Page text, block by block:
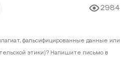
2984
фальсифицированные данные или
этики)? Напишите письмо в